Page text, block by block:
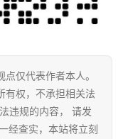
仅代表作者本人。
有权，不承担相关法
违规的内容， 请发
经查实，本站将立刻